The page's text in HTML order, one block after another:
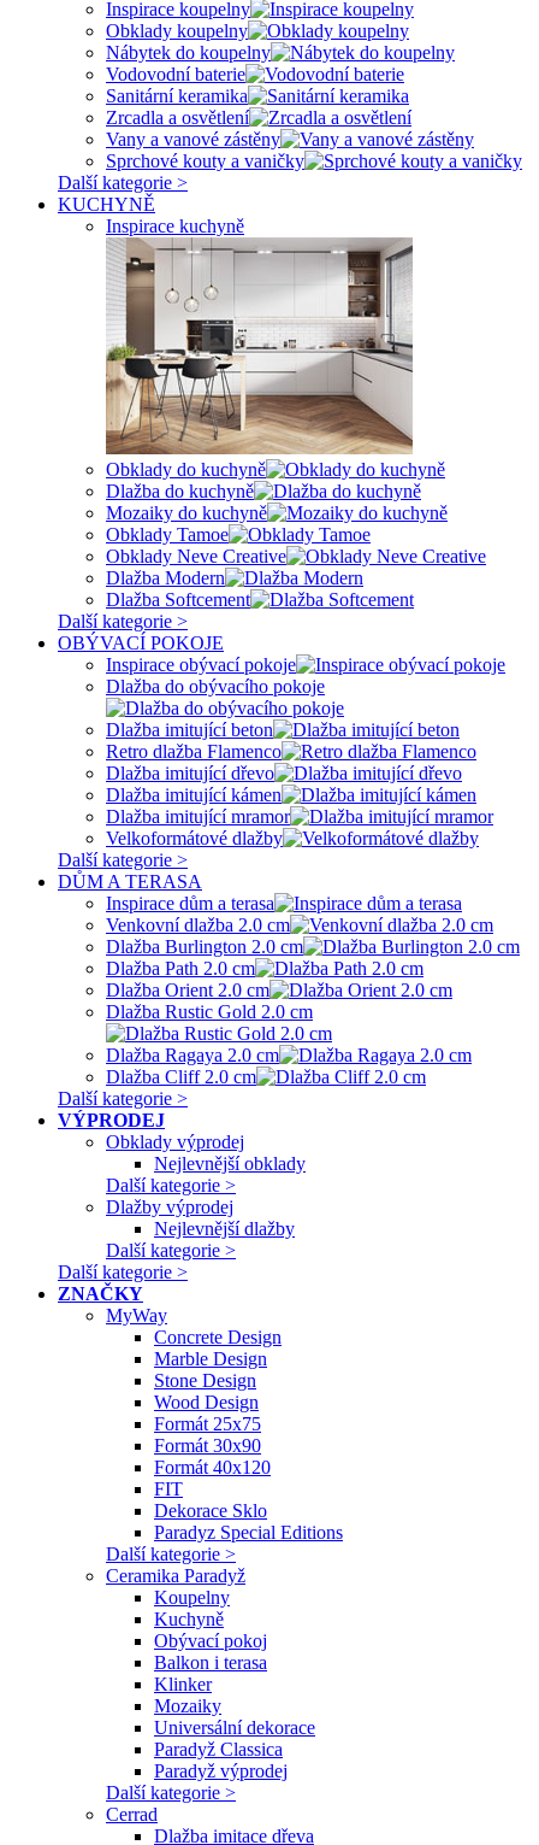
Inspirace koupelny
Obklady koupelny
Nábytek do koupelny
Vodovodní baterie
Sanitární keramika
Zrcadla a osvětlení
Vany a vanové zástěny
Sprchové kouty a vaničky
Další kategorie >
KUCHYNĚ
Inspirace kuchyně
Obklady do kuchyně
Dlažba do kuchyně
Mozaiky do kuchyně
Obklady Tamoe
Obklady Neve Creative
Dlažba Modern
Dlažba Softcement
Další kategorie >
OBÝVACÍ POKOJE
Inspirace obývací pokoje
Dlažba do obývacího pokoje
Dlažba imitující beton
Retro dlažba Flamenco
Dlažba imitující dřevo
Dlažba imitující kámen
Dlažba imitující mramor
Velkoformátové dlažby
Další kategorie >
DŮM A TERASA
Inspirace dům a terasa
Venkovní dlažba 2.0 cm
Dlažba Burlington 2.0 cm
Dlažba Path 2.0 cm
Dlažba Orient 2.0 cm
Dlažba Rustic Gold 2.0 cm
Dlažba Ragaya 2.0 cm
Dlažba Cliff 2.0 cm
Další kategorie >
VÝPRODEJ
Obklady výprodej
Nejlevnější obklady
Další kategorie >
Dlažby výprodej
Nejlevnější dlažby
Další kategorie >
Další kategorie >
ZNAČKY
MyWay
Concrete Design
Marble Design
Stone Design
Wood Design
Formát 25x75
Formát 30x90
Formát 40x120
FIT
Dekorace Sklo
Paradyz Special Editions
Další kategorie >
Ceramika Paradyž
Koupelny
Kuchyně
Obývací pokoj
Balkon i terasa
Klinker
Mozaiky
Universální dekorace
Paradyž Classica
Paradyž výprodej
Další kategorie >
Cerrad
Dlažba imitace dřeva